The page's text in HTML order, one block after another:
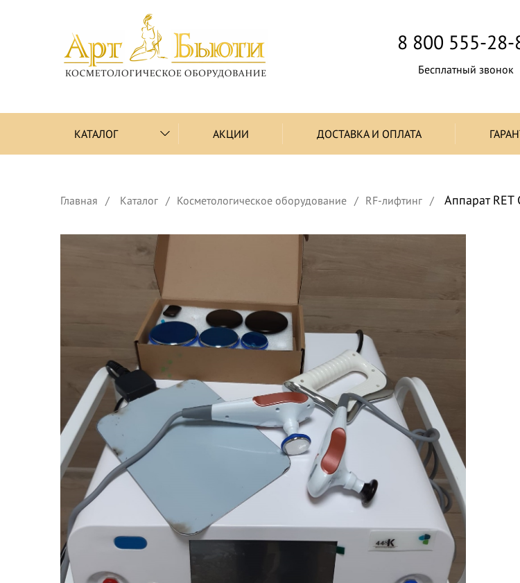
8 800 555-28-
Бесплатный звонок
КАТАЛОГ АКЦИИ ДОСТАВКА И ОПЛАТА
Главная Каталог Косметологическое оборудование RF-лифтинг Аппарат RET